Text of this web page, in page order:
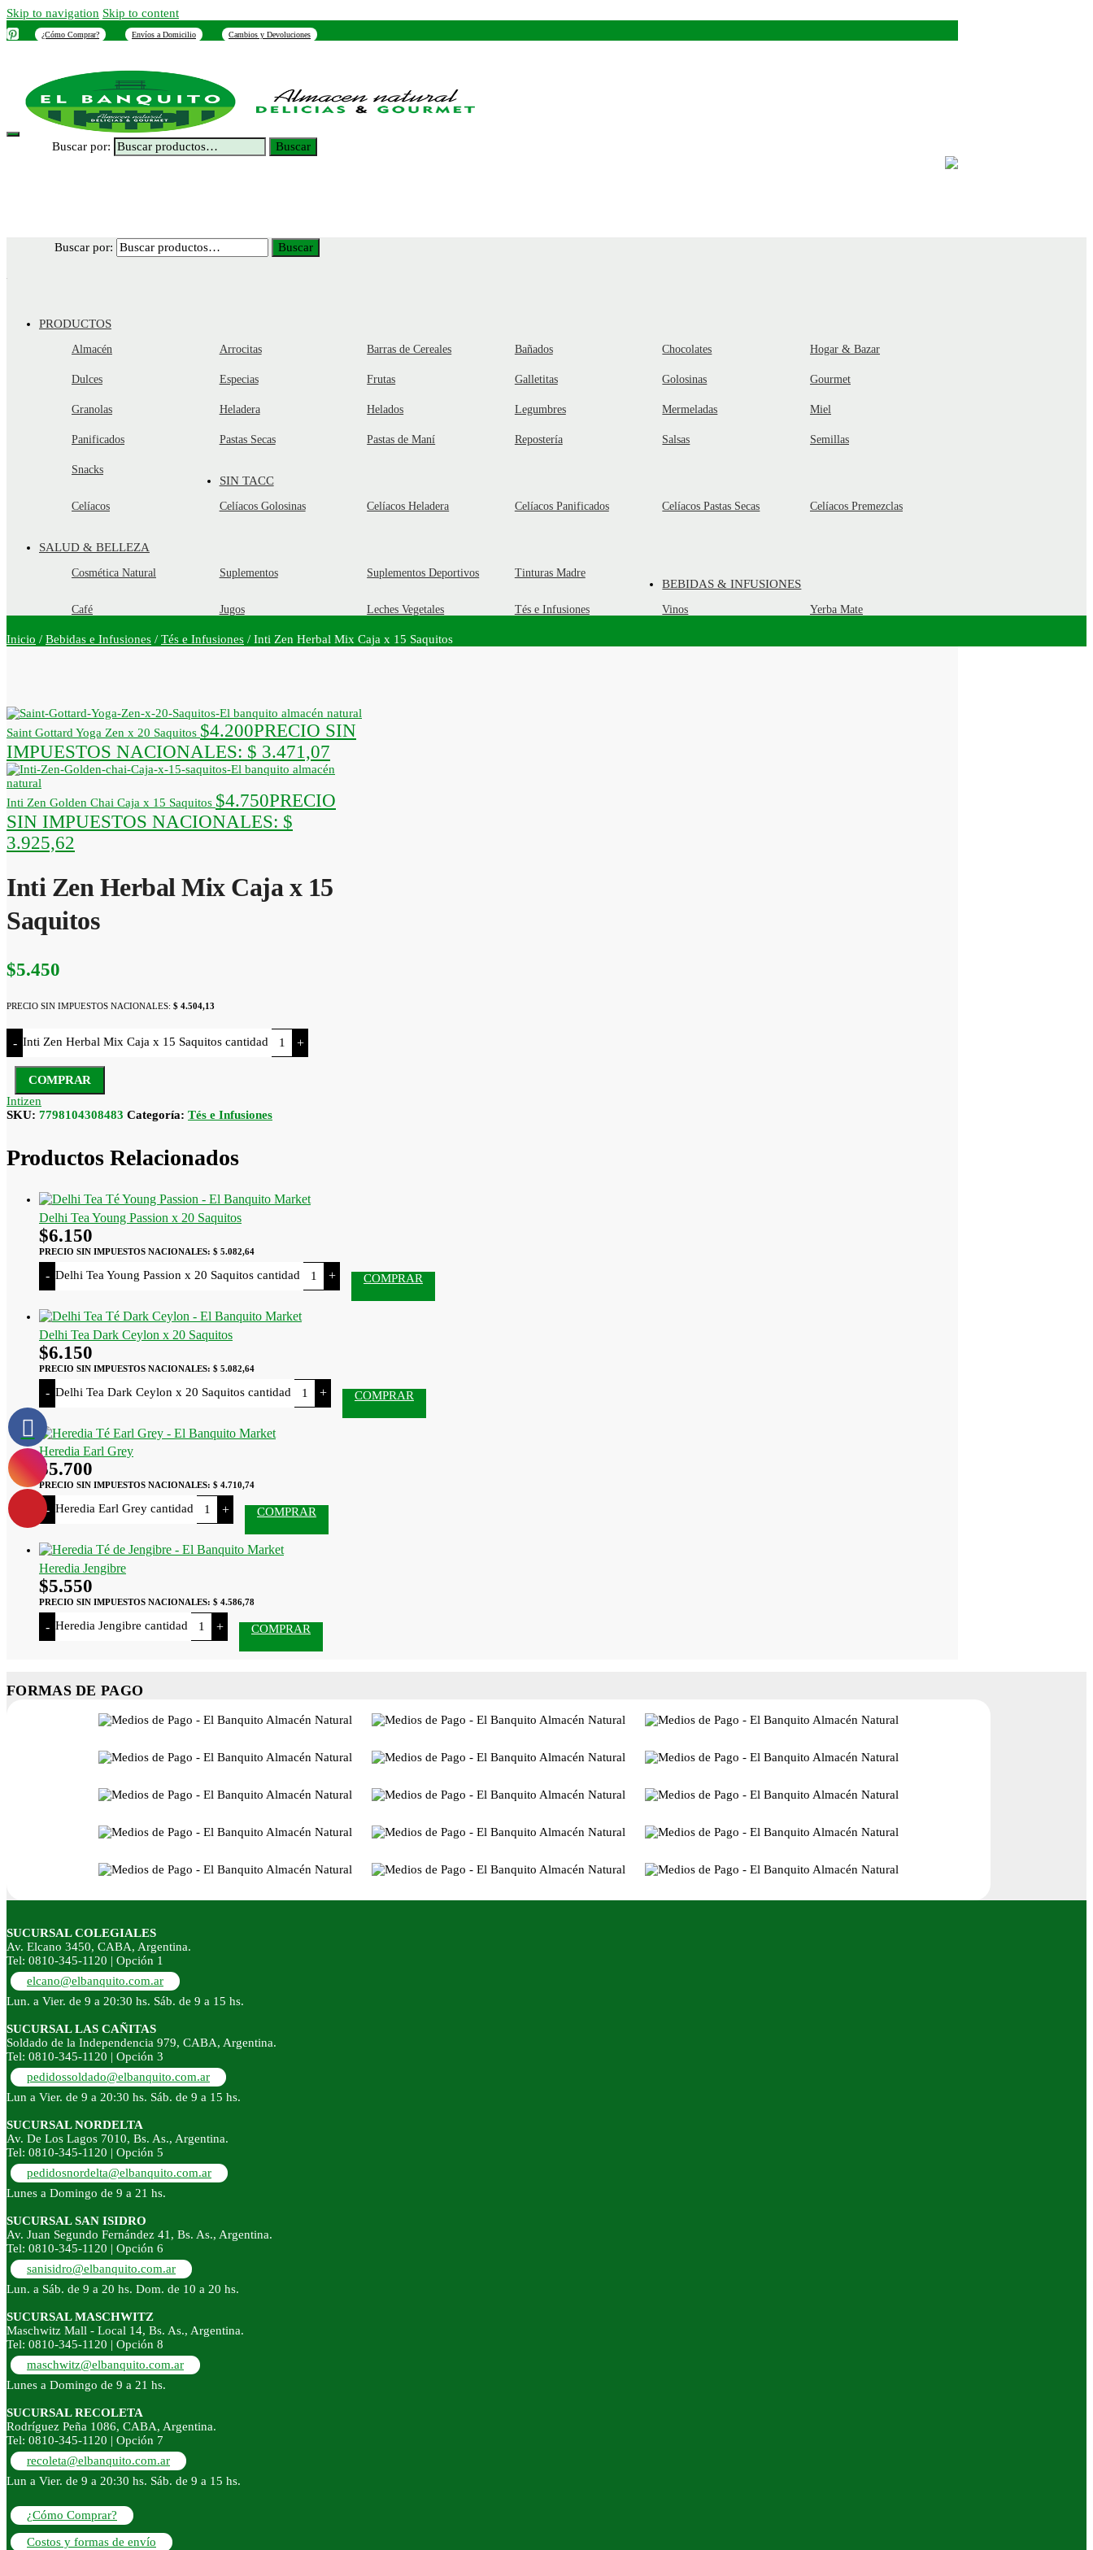
Skip to navigation Skip to content
¿Cómo Comprar? Envíos a Domicilio Cambios y Devoluciones
Buscar por: Buscar
Buscar por: Buscar
PRODUCTOS
Almacén Arrocitas Barras de Cereales Bañados Chocolates Hogar & Bazar
Dulces Especias Frutas Galletitas Golosinas Gourmet
Granolas Heladera Helados Legumbres Mermeladas Miel
Panificados Pastas Secas Pastas de Maní Repostería Salsas Semillas
Snacks
SIN TACC
Celíacos Celíacos Golosinas Celíacos Heladera Celíacos Panificados Celíacos Pastas Secas Celíacos Premezclas
SALUD & BELLEZA
Cosmética Natural Suplementos Suplementos Deportivos Tinturas Madre
BEBIDAS & INFUSIONES
Café Jugos Leches Vegetales Tés e Infusiones Vinos Yerba Mate
Inicio / Bebidas e Infusiones / Tés e Infusiones / Inti Zen Herbal Mix Caja x 15 Saquitos
Saint Gottard Yoga Zen x 20 Saquitos $4.200PRECIO SIN
IMPUESTOS NACIONALES: $ 3.471,07
Inti Zen Golden Chai Caja x 15 Saquitos $4.750PRECIO
SIN IMPUESTOS NACIONALES: $
3.925,62
Inti Zen Herbal Mix Caja x 15
Saquitos
$5.450
PRECIO SIN IMPUESTOS NACIONALES: $ 4.504,13
- Inti Zen Herbal Mix Caja x 15 Saquitos cantidad +
COMPRAR
Intizen
SKU: 7798104308483 Categoría: Tés e Infusiones
Productos Relacionados
Delhi Tea Young Passion x 20 Saquitos
$6.150
PRECIO SIN IMPUESTOS NACIONALES: $ 5.082,64
- Delhi Tea Young Passion x 20 Saquitos cantidad + COMPRAR
Delhi Tea Dark Ceylon x 20 Saquitos
$6.150
PRECIO SIN IMPUESTOS NACIONALES: $ 5.082,64
- Delhi Tea Dark Ceylon x 20 Saquitos cantidad + COMPRAR
Heredia Earl Grey
$5.700
PRECIO SIN IMPUESTOS NACIONALES: $ 4.710,74
- Heredia Earl Grey cantidad + COMPRAR
Heredia Jengibre
$5.550
PRECIO SIN IMPUESTOS NACIONALES: $ 4.586,78
- Heredia Jengibre cantidad + COMPRAR
FORMAS DE PAGO
SUCURSAL COLEGIALES
Av. Elcano 3450, CABA, Argentina.
Tel: 0810-345-1120 | Opción 1
elcano@elbanquito.com.ar
Lun. a Vier. de 9 a 20:30 hs. Sáb. de 9 a 15 hs.
SUCURSAL LAS CAÑITAS
Soldado de la Independencia 979, CABA, Argentina.
Tel: 0810-345-1120 | Opción 3
pedidossoldado@elbanquito.com.ar
Lun a Vier. de 9 a 20:30 hs. Sáb. de 9 a 15 hs.
SUCURSAL NORDELTA
Av. De Los Lagos 7010, Bs. As., Argentina.
Tel: 0810-345-1120 | Opción 5
pedidosnordelta@elbanquito.com.ar
Lunes a Domingo de 9 a 21 hs.
SUCURSAL SAN ISIDRO
Av. Juan Segundo Fernández 41, Bs. As., Argentina.
Tel: 0810-345-1120 | Opción 6
sanisidro@elbanquito.com.ar
Lun. a Sáb. de 9 a 20 hs. Dom. de 10 a 20 hs.
SUCURSAL MASCHWITZ
Maschwitz Mall - Local 14, Bs. As., Argentina.
Tel: 0810-345-1120 | Opción 8
maschwitz@elbanquito.com.ar
Lunes a Domingo de 9 a 21 hs.
SUCURSAL RECOLETA
Rodríguez Peña 1086, CABA, Argentina.
Tel: 0810-345-1120 | Opción 7
recoleta@elbanquito.com.ar
Lun a Vier. de 9 a 20:30 hs. Sáb. de 9 a 15 hs.
¿Cómo Comprar?
Costos y formas de envío